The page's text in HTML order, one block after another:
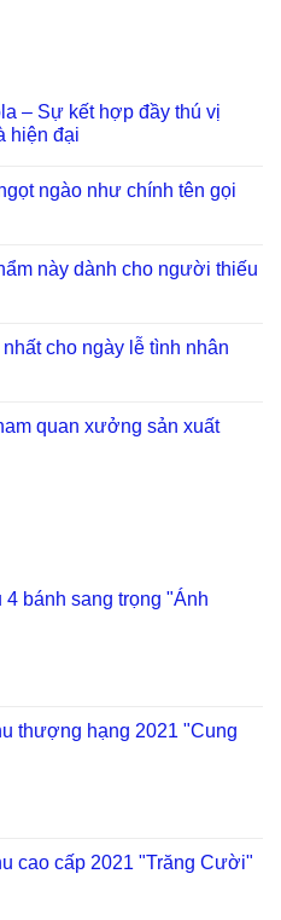
– Sự kết hợp đầy thú vị
hiện đại
ngào như chính tên gọi
này dành cho người thiếu
cho ngày lễ tình nhân
quan xưởng sản xuất
4 bánh sang trọng "Ánh
thượng hạng 2021 "Cung
cao cấp 2021 "Trăng Cười"